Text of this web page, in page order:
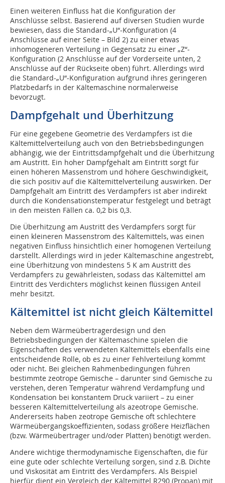
Einen weiteren Einfluss hat die Konfiguration der
Anschlüsse selbst. Basierend auf diversen Studien wurde
bewiesen, dass die Standard-„U“-Konfiguration (4
Anschlüsse auf einer Seite – Bild 2) zu einer etwas
inhomogeneren Verteilung in Gegensatz zu einer „Z“-
Konfiguration (2 Anschlüsse auf der Vorderseite unten, 2
Anschlüsse auf der Rückseite oben) führt. Allerdings wird
die Standard-„U“-Konfiguration aufgrund ihres geringeren
Platzbedarfs in der Kältemaschine normalerweise
bevorzugt.
Dampfgehalt und Überhitzung
Für eine gegebene Geometrie des Verdampfers ist die
Kältemittelverteilung auch von den Betriebsbedingungen
abhängig, wie der Eintrittsdampfgehalt und die Überhitzung
am Austritt. Ein hoher Dampfgehalt am Eintritt sorgt für
einen höheren Massenstrom und höhere Geschwindigkeit,
die sich positiv auf die Kältemittelverteilung auswirken. Der
Dampfgehalt am Eintritt des Verdampfers ist aber indirekt
durch die Kondensationstemperatur festgelegt und beträgt
in den meisten Fällen ca. 0,2 bis 0,3.
Die Überhitzung am Austritt des Verdampfers sorgt für
einen kleineren Massenstrom des Kältemittels, was einen
negativen Einfluss hinsichtlich einer homogenen Verteilung
darstellt. Allerdings wird in jeder Kältemaschine angestrebt,
eine Überhitzung von mindestens 5 K am Austritt des
Verdampfers zu gewährleisten, sodass das Kältemittel am
Eintritt des Verdichters möglichst keinen flüssigen Anteil
mehr besitzt.
Kältemittel ist nicht gleich Kältemittel
Neben dem Wärmeübertragerdesign und den
Betriebsbedingungen der Kältemaschine spielen die
Eigenschaften des verwendeten Kältemittels ebenfalls eine
entscheidende Rolle, ob es zu einer Fehlverteilung kommt
oder nicht. Bei gleichen Rahmenbedingungen führen
bestimmte zeotrope Gemische – darunter sind Gemische zu
verstehen, deren Temperatur während Verdampfung und
Kondensation bei konstantem Druck variiert – zu einer
besseren Kältemittelverteilung als azeotrope Gemische.
Andererseits haben zeotrope Gemische oft schlechtere
Wärmeübergangskoeffizienten, sodass größere Heizflächen
(bzw. Wärmeübertrager und/oder Platten) benötigt werden.
Andere wichtige thermodynamische Eigenschaften, die für
eine gute oder schlechte Verteilung sorgen, sind z.B. Dichte
und Viskosität am Eintritt des Verdampfers. Als Beispiel
hierfür dient ein Vergleich der Kältemittel R290 (Propan) mit